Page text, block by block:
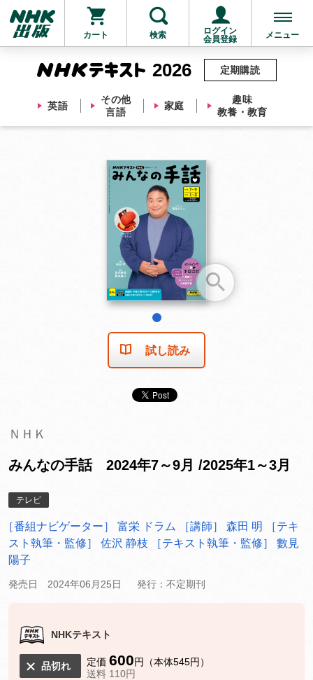
カート 検索
ログイン
会員登録
メニュー
2026
英語
その他
言語
家庭
趣味
教養・教育
定期購読
他にも商品を買う
試し読み
ＮＨＫ
みんなの手話 2024年7～9月 /2025年1～3月
テレビ
［番組ナビゲーター］ 富栄 ドラム ［講師］ 森田 明
［テキ
スト執筆・監修］ 佐沢 静枝
［テキスト執筆・監修］ 數見
陽子
発売日 2024年06月25日 発行：不定期刊
NHKテキスト
品切れ 定価 600円（本体545円）
送料 110円